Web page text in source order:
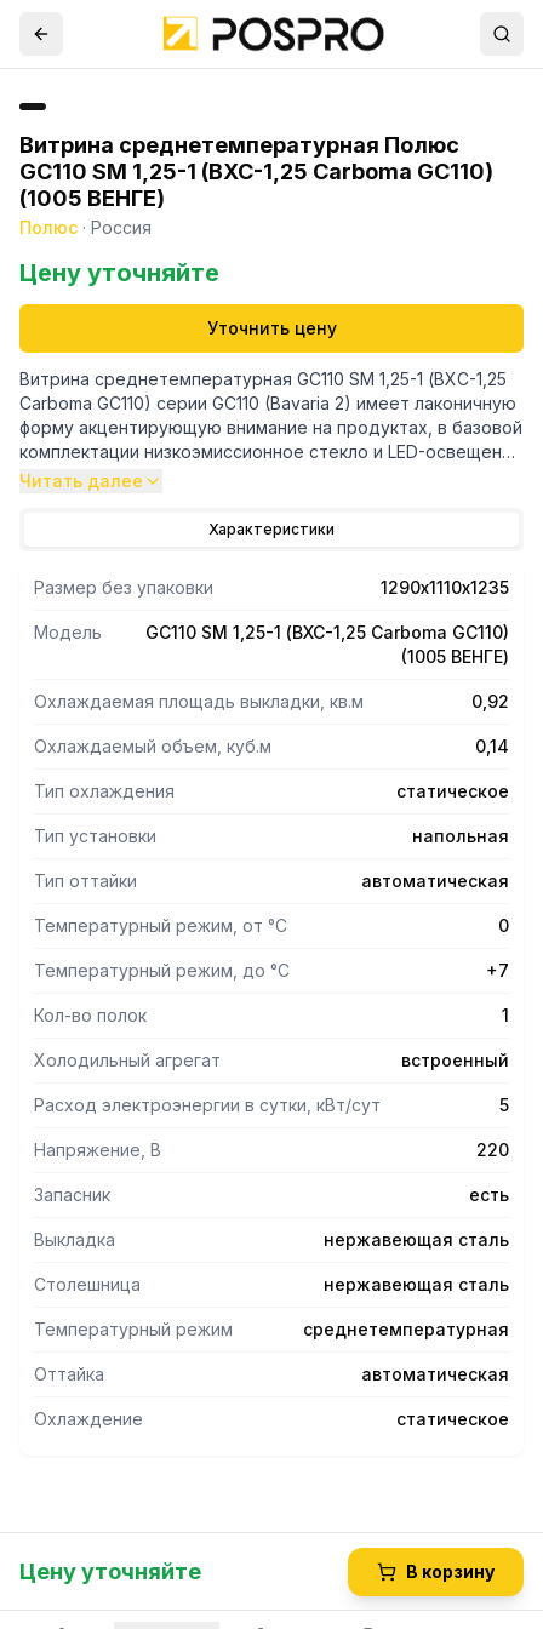
Витрина среднетемпературная Полюс
GC110 SM 1,25-1 (ВХС-1,25 Carboma GC110)
(1005 ВЕНГЕ)
Полюс · Россия
Цену уточняйте
Уточнить цену
Витрина среднетемпературная GC110 SM 1,25-1 (ВХС-1,25
Carboma GC110) серии GC110 (Bavaria 2) имеет лаконичную
форму акцентирующую внимание на продуктах, в базовой
комплектации низкоэмиссионное стекло и LED-освещение
основной зоны (белый теплый). Климатический класс
эксплуатации в закрытом помещении с естественной
на витрины включают в себя стоимость передних
панелей. Габаритные размеры в технических
характеристиках указаны с учетом боковин.
Микропроцессорный блок управления с индикацией
температуры. Оттайка естественными теплопритоками.
Стеклянные отбойники холода. Бампер защитный (труба
нерж).
Читать далее
Характеристики
Размер без упаковки 1290х1110х1235
Модель
GC110 SM 1,25-1 (ВХС-1,25 Carboma GC110)
(1005 ВЕНГЕ)
Охлаждаемая площадь выкладки, кв.м 0,92
Охлаждаемый объем, куб.м 0,14
Тип охлаждения статическое
Тип установки напольная
Тип оттайки автоматическая
Температурный режим, от °С 0
Температурный режим, до °С +7
Кол-во полок 1
Холодильный агрегат встроенный
Расход электроэнергии в сутки, кВт/сут 5
Напряжение, В 220
Запасник есть
Выкладка нержавеющая сталь
Столешница нержавеющая сталь
Температурный режим среднетемпературная
Оттайка автоматическая
Охлаждение статическое
Цену уточняйте В корзину